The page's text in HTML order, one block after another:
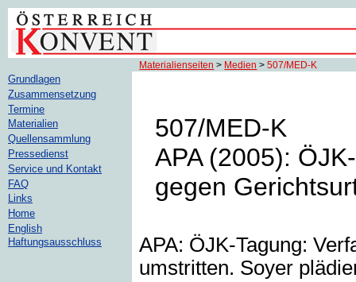
Materialienseiten > Medien >507/MED-K
507/MED-K
APA (2005):
gegen
APA: ÖJK-Tagung:
umstritten. Soyer
Grundlagen
Zusammensetzung
Termine
Materialien
Quellensammlung
Pressedienst
Service und Kontakt
FAQ
Links
Home
English
Haftungsausschluss